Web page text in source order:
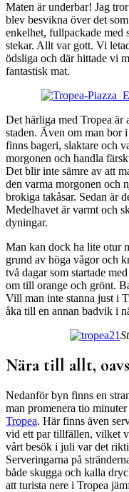
Maten är underbar! Jag
blev besvikna över det
enkelhet, fullpackade med
stekar. Allt var gott. Vi
ödsliga och där hittade vi
fantastisk mat.
Det härliga med Tropea är
staden. Även om man bor
finns bageri, slaktare och
morgonen och handla
Det blir inte sämre av att
den varma morgonen och
brokiga takåsar. Sedan är
Medelhavet är varmt och
dyningar.
Man kan dock ha lite otur
grund av höga vågor och
två dagar som startade
om till orange och grönt.
Vill man inte stanna just i
åka till en annan badvik i
Nära till allt,
Nedanför byn finns en
man promenera tio
Tropea. Här finns även
vid ett par tillfällen, vilket
vårt besök i juli var det
Serveringarna på
både skugga och kalla
att turista nere i Tropea